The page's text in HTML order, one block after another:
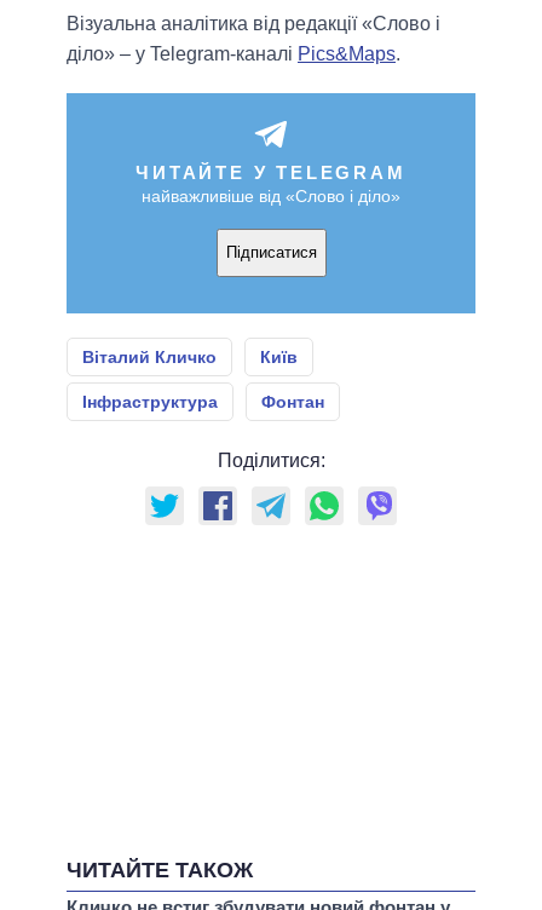
Візуальна аналітика від редакції «Слово і
діло» – у Telegram-каналі Pics&Maps.
ЧИТАЙТЕ У TELEGRAM
найважливіше від «Слово і діло»
Підписатися
Віталий Кличко Київ
Інфраструктура Фонтан
Поділитися:
ЧИТАЙТЕ ТАКОЖ